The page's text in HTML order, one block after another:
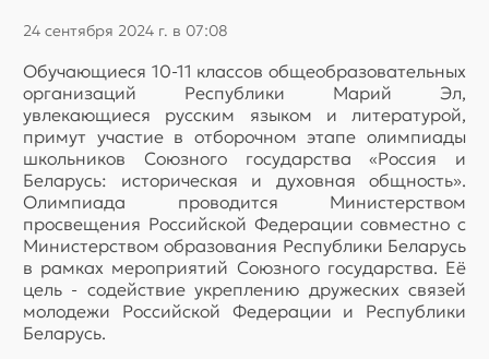
24 сентября 2024 г. в 07:08
Обучающиеся 10-11 классов общеобразовательных
организаций Республики Марий Эл,
увлекающиеся русским языком и литературой,
примут участие в отборочном этапе олимпиады
школьников Союзного государства «Россия и
Беларусь: историческая и духовная общность».
Олимпиада проводится Министерством
просвещения Российской Федерации совместно с
Министерством образования Республики Беларусь
в рамках мероприятий Союзного государства. Её
цель - содействие укреплению дружеских связей
молодежи Российской Федерации и Республики
Беларусь.